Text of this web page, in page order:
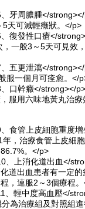
牙周膿腫</
天可減輕癥狀。</p>
復發性口瘡</
一般3～5天可見效
五更泄瀉</
服一個月可痊愈。</
口幹癥</strong></p>
服用六味地黃丸治
食管上皮細胞重度
，治療食管上皮細
。</p>
、上消化道出血</
道出血患者有一定
，連服2～3個療程
、輕中度高血壓</
為治療組及對照組